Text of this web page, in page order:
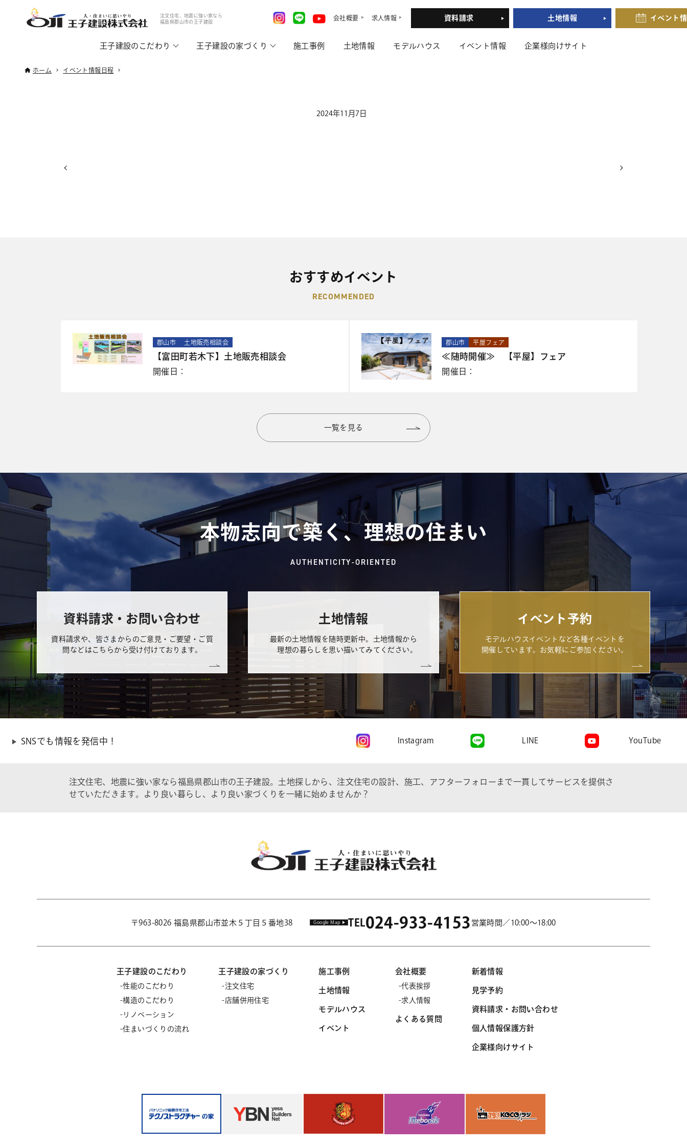
注文住宅、地震に強い家なら
福島県郡山市の王子建設
会社概要 求人情報 資料請求 土地情報 イベント
王子建設のこだわり 王子建設の家づくり 施工事例 土地情報 モデルハウス イベント情報 企業様向けサイト
ホーム イベント情報日程
2024年11月7日
おすすめイベント
RECOMMENDED
郡山市 土地販売相談会
【富田町若木下】土地販売相談会
開催日：
郡山市 平屋フェア
≪随時開催≫ 【平屋】フェア
開催日：
一覧を見る
本物志向で築く、理想の住まい
AUTHENTICITY-ORIENTED
資料請求・お問い合わせ
資料請求や、皆さまからのご意見・ご要望・ご質
問などはこちらから受け付けております。
土地情報
最新の土地情報を随時更新中。土地情報から
理想の暮らしを思い描いてみてください。
イベント予約
モデルハウスイベントなど各種イベントを
開催しています。お気軽にご参加ください。
SNSでも情報を発信中！ Instagram LINE YouTube
注文住宅、地震に強い家なら福島県郡山市の王子建設。土地探しから、注文住宅の設計、施工、アフターフォローまで一貫してサービスを提供さ
せていただきます。より良い暮らし、より良い家づくりを一緒に始めませんか？
〒963-8026 福島県郡山市並木５丁目５番地38 Google Map TEL024-933-4153 営業時間／10:00～18:00
王子建設のこだわり
性能のこだわり
構造のこだわり
リノベーション
住まいづくりの流れ
王子建設の家づくり
注文住宅
店舗併用住宅
施工事例
土地情報
モデルハウス
イベント
会社概要
代表挨拶
求人情報
よくある質問
新着情報
見学予約
資料請求・お問い合わせ
個人情報保護方針
企業様向けサイト